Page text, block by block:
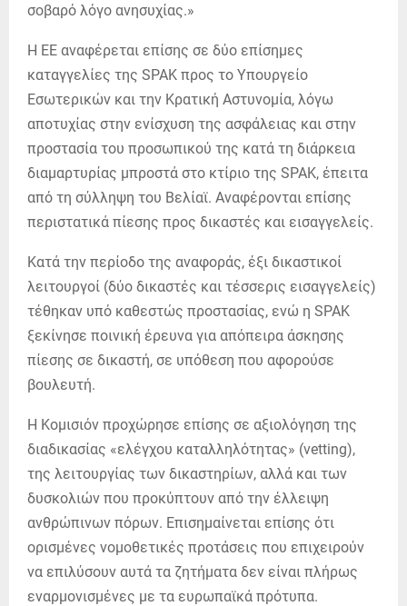
σοβαρό λόγο ανησυχίας.»
Η ΕΕ αναφέρεται επίσης σε δύο επίσημες
καταγγελίες της SPAK προς το Υπουργείο
Εσωτερικών και την Κρατική Αστυνομία, λόγω
αποτυχίας στην ενίσχυση της ασφάλειας και στην
προστασία του προσωπικού της κατά τη διάρκεια
διαμαρτυρίας μπροστά στο κτίριο της SPAK, έπειτα
από τη σύλληψη του Βελίαϊ. Αναφέρονται επίσης
περιστατικά πίεσης προς δικαστές και εισαγγελείς.
Κατά την περίοδο της αναφοράς, έξι δικαστικοί
λειτουργοί (δύο δικαστές και τέσσερις εισαγγελείς)
τέθηκαν υπό καθεστώς προστασίας, ενώ η SPAK
ξεκίνησε ποινική έρευνα για απόπειρα άσκησης
πίεσης σε δικαστή, σε υπόθεση που αφορούσε
βουλευτή.
Η Κομισιόν προχώρησε επίσης σε αξιολόγηση της
διαδικασίας «ελέγχου καταλληλότητας» (vetting),
της λειτουργίας των δικαστηρίων, αλλά και των
δυσκολιών που προκύπτουν από την έλλειψη
ανθρώπινων πόρων. Επισημαίνεται επίσης ότι
ορισμένες νομοθετικές προτάσεις που επιχειρούν
να επιλύσουν αυτά τα ζητήματα δεν είναι πλήρως
εναρμονισμένες με τα ευρωπαϊκά πρότυπα.